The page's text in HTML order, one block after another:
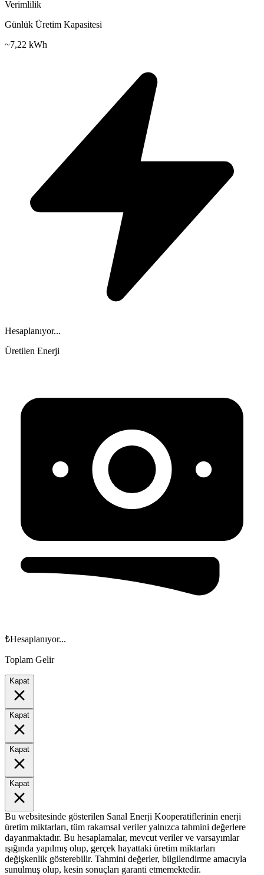
Verimlilik
Günlük Üretim Kapasitesi
~7,22 kWh
Hesaplanıyor...
Üretilen Enerji
₺Hesaplanıyor...
Toplam Gelir
Kapat
Kapat
Kapat
Kapat
Bu websitesinde gösterilen Sanal Enerji Kooperatiflerinin enerji
üretim miktarları, tüm rakamsal veriler yalnızca tahmini değerlere
dayanmaktadır. Bu hesaplamalar, mevcut veriler ve varsayımlar
ışığında yapılmış olup, gerçek hayattaki üretim miktarları
değişkenlik gösterebilir. Tahmini değerler, bilgilendirme amacıyla
sunulmuş olup, kesin sonuçları garanti etmemektedir.